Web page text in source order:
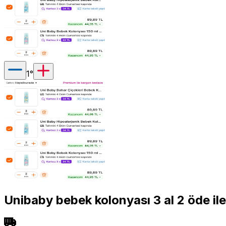
1°
Unibaby bebek kolonyası 3 al 2 öde